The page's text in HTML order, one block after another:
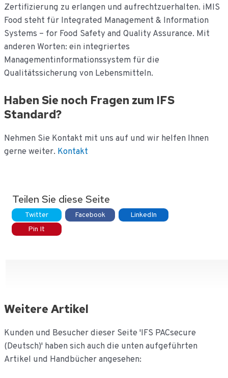
Zertifizierung zu erlangen und aufrechtzuerhalten. iMIS
Food steht für Integrated Management & Information
Systems – for Food Safety and Quality Assurance. Mit
anderen Worten: ein integriertes
Managementinformationssystem für die
Qualitätssicherung von Lebensmitteln.
Haben Sie noch Fragen zum IFS
Standard?
Nehmen Sie Kontakt mit uns auf und wir helfen Ihnen
gerne weiter. Kontakt
Teilen Sie diese Seite
Twitter Facebook
LinkedIn
Pin It
Weitere Artikel
Kunden und Besucher dieser Seite 'IFS PACsecure
(Deutsch)' haben sich auch die unten aufgeführten
Artikel und Handbücher angesehen: